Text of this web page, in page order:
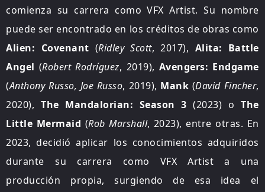
comienza su carrera como VFX Artist. Su nombre
puede ser encontrado en los créditos de obras como
Alien: Covenant (Ridley Scott, 2017), Alita: Battle
Angel (Robert Rodríguez, 2019), Avengers: Endgame
(Anthony Russo, Joe Russo, 2019), Mank (David Fincher,
2020),The Mandalorian: Season 3 (2023) oThe
Little Mermaid (Rob Marshall, 2023), entre otras. En
2023, decidió aplicar los conocimientos adquiridos
durante su carrera como VFX Artist a una
producción propia, surgiendo de esa idea el